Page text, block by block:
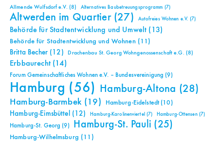
Allmende Wulfsdorf e.V. (8) Alternatives Baubetreuungsprogramm (7)
Altwerden im Quartier(27) Autofreies Wohnen e.V. (7)
Behörde für Stadtentwicklung und Umwelt (13)
Behörde für Stadtentwicklung und Wohnen(11)
Britta Becher(12) Drachenbau St. Georg Wohngenossenschaft e.G. (8)
Erbbaurecht(14)
Forum Gemeinschaftliches Wohnen e.V. – Bundesvereinigung (9)
Hamburg (56) Hamburg-Altona (28)
Hamburg-Barmbek (19) Hamburg-Eidelstedt(10)
Hamburg-Eimsbüttel (12) Hamburg-Karolinenviertel (7) Hamburg-Ottensen(7)
Hamburg-St. Georg (9) Hamburg-St. Pauli (25)
Hamburg-Wilhelmsburg (11)